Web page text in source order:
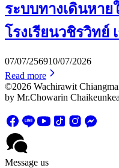
ระบบทางเดินหา
โรงเรียนวชิรวิทย์
07/07/256910/07/2026
Read more
©2026 Wachirawit
by Mr.Chowarin
Message us